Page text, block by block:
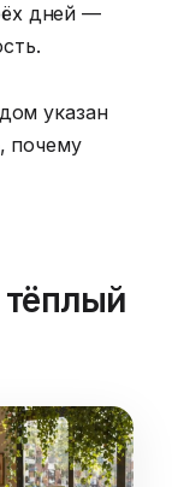
дней —
указан
почему